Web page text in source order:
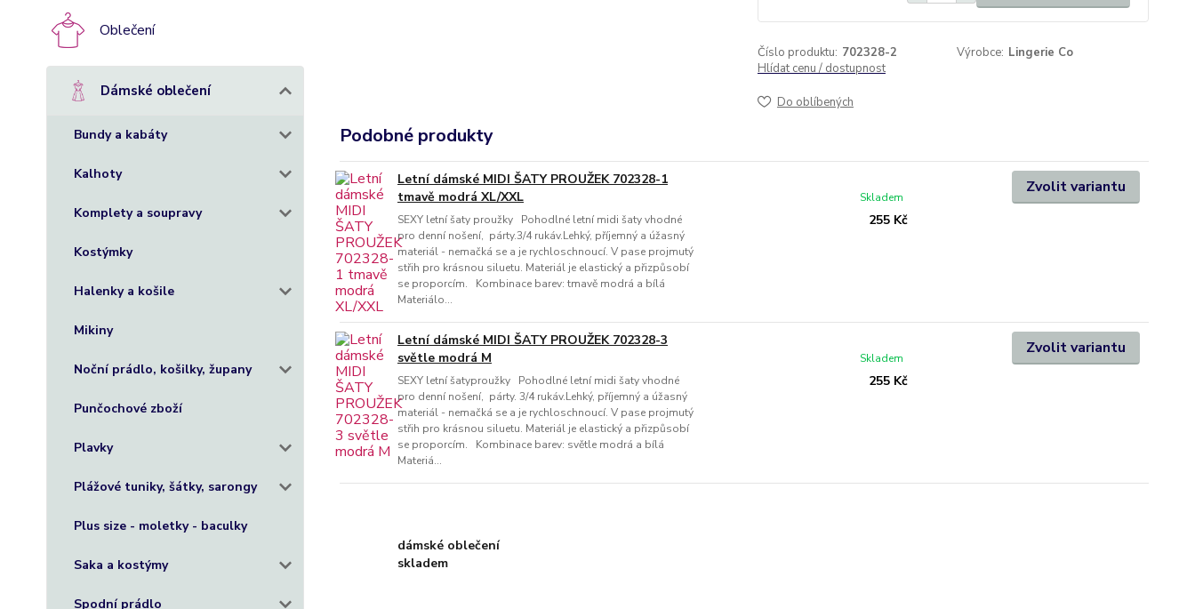
Oblečení
Dámské oblečení
Bundy a kabáty
Kalhoty
Komplety a soupravy
Kostýmky
Halenky a košile
Mikiny
Noční prádlo, košilky, župany
Punčochové zboží
Plavky
Plážové tuniky, šátky, sarongy
Plus size - moletky - baculky
Saka a kostýmy
Spodní prádlo
Číslo produktu: 702328-2 Výrobce: Lingerie Co
Hlídat cenu / dostupnost
Do oblíbených
Podobné produkty
Letní dámské MIDI ŠATY PROUŽEK 702328-1
tmavě modrá XL/XXL
SEXY letní šaty proužky Pohodlné letní midi šaty vhodné
pro denní nošení, párty.3/4 rukáv.Lehký, příjemný a úžasný
materiál - nemačká se a je rychloschnoucí. V pase projmutý
střih pro krásnou siluetu. Materiál je elastický a přizpůsobí
se proporcím. Kombinace barev: tmavě modrá a bílá
Materiálo...
255 Kč
Skladem
Zvolit variantu
Letní dámské MIDI ŠATY PROUŽEK 702328-3
světle modrá M
SEXY letní šatyproužky Pohodlné letní midi šaty vhodné
pro denní nošení, párty. 3/4 rukáv.Lehký, příjemný a úžasný
materiál - nemačká se a je rychloschnoucí. V pase projmutý
střih pro krásnou siluetu. Materiál je elastický a přizpůsobí
se proporcím. Kombinace barev: světle modrá a bílá
Materiá...
255 Kč
Skladem
Zvolit variantu
dámské oblečení
skladem